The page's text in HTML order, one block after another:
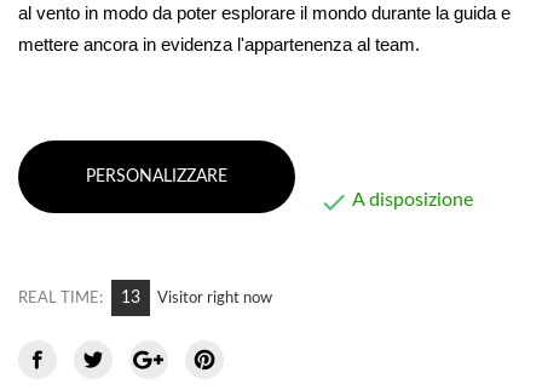
al vento in modo da poter esplorare il mondo durante la guida e
mettere ancora in evidenza l'appartenenza al team.
PERSONALIZZARE
 A disposizione
REAL TIME: 13 Visitor right now